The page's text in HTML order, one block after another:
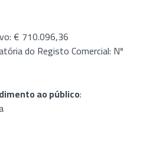
€ 710.096,36
do Registo Comercial: Nº
ao público: